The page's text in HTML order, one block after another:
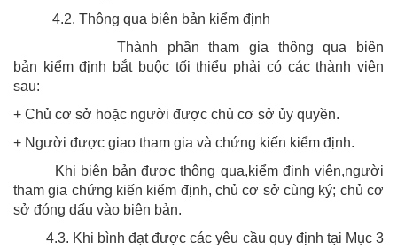
4.2. Thông qua biên bản kiểm định
Thành phần tham gia thông qua biên
bản kiểm định bắt buộc tối thiểu phải có các thành viên
sau:
+ Chủ cơ sở hoặc người được chủ cơ sở ủy quyền.
+ Người được giao tham gia và chứng kiến kiểm định.
Khi biên bản được thông qua,kiểm định viên,người
tham gia chứng kiến kiểm định, chủ cơ sở cùng ký; chủ cơ
sở đóng dấu vào biên bản.
4.3. Khi bình đạt được các yêu cầu quy định tại Mục 3